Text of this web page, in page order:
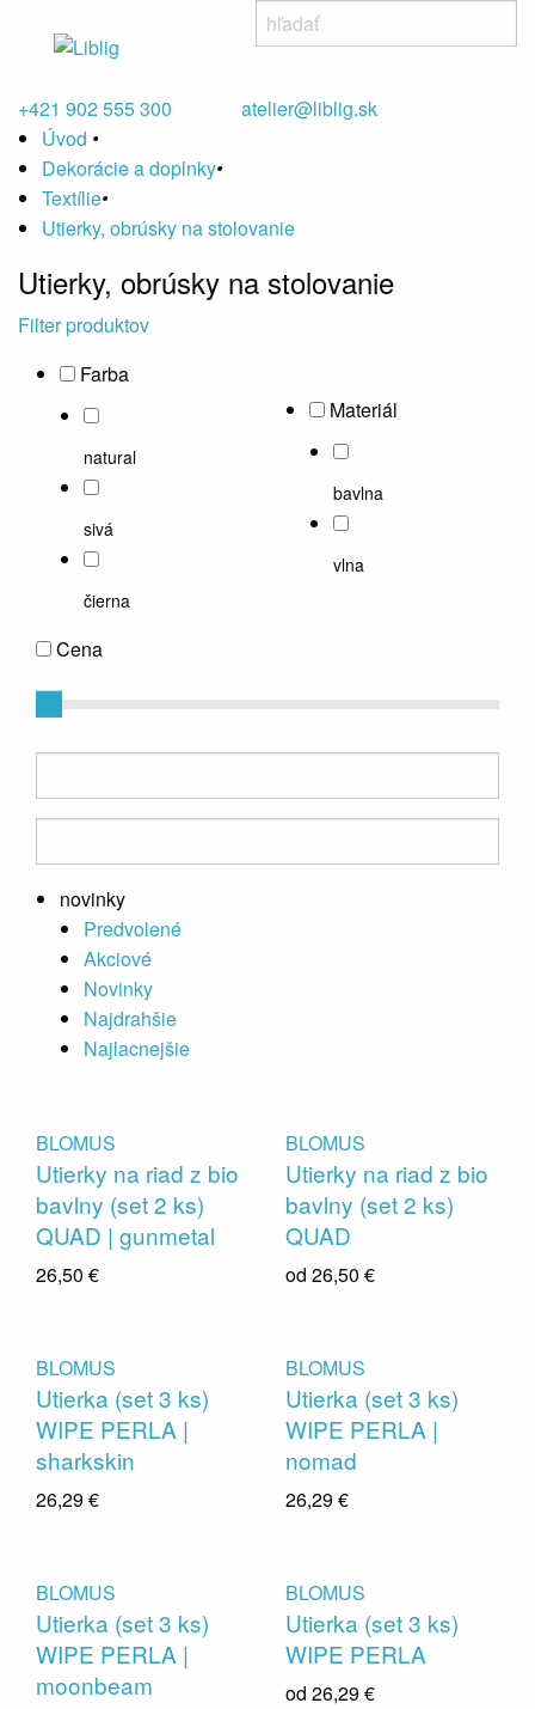
+421 902 555 300
atelier@liblig.sk
Úvod •
Dekorácie a doplnky•
Textílie•
Utierky, obrúsky na stolovanie
Utierky, obrúsky na stolovanie
Filter produktov
Farba
natural
sivá
čierna
Materiál
bavlna
vlna
Cena
novinky
Predvolené
Akciové
Novinky
Najdrahšie
Najlacnejšie
BLOMUS
Utierky na riad z bio
bavlny (set 2 ks)
QUAD | gunmetal
26,50 €
BLOMUS
Utierky na riad z bio
bavlny (set 2 ks)
QUAD
od 26,50 €
BLOMUS
Utierka (set 3 ks)
WIPE PERLA |
sharkskin
26,29 €
BLOMUS
Utierka (set 3 ks)
WIPE PERLA |
nomad
26,29 €
BLOMUS
Utierka (set 3 ks)
WIPE PERLA |
moonbeam
BLOMUS
Utierka (set 3 ks)
WIPE PERLA
od 26,29 €